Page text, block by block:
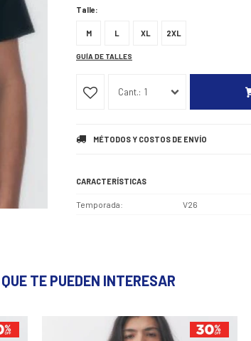
Talle:
M L XL 2XL
GUÍA DE TALLES
1
MÉTODOS Y COSTOS DE ENVÍO
CARACTERÍSTICAS
Temporada V26
TE PUEDEN INTERESAR